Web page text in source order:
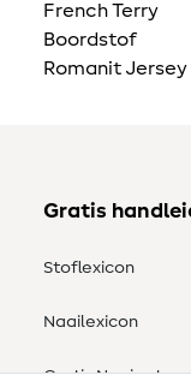
French Terry
Boordstof
Romanit Jersey
Gratis
Stoflexicon
Naailexicon
Gratis